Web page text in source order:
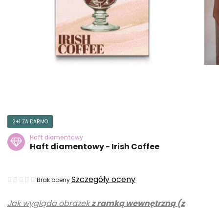
Jak wygląda obrazekz ramką wewnętrzną (z
2+1 ZA DARMO
Haft diamentowy
Haft diamentowy - Irish Coffee
Średnia
produktu
Brak ocenySzczegóły oceny